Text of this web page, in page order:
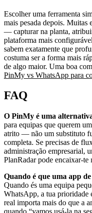
Escolher uma ferramenta
mais pesada depois. Muitas
— capturar na planta,
plataforma mais
sabem exatamente que
costuma ser a forma mais
de algo maior. Uma boa
PinMy vs WhatsApp para
FAQ
O PinMy é uma
para equipas que querem
atrito — não um substituto
completa. Se precisas de
administração empresarial,
PlanRadar pode encaixar-te
Quando é que uma app
Quando és uma equipa
WhatsApp, a tua prioridade
real importa mais do que a